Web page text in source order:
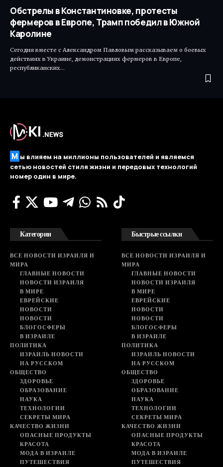
Обстрелы в Константиновке, протесты
фермеров в Европе, Трамп победил в Южной
Каролине
Сегодня вместе с Александром Павловым рассказываем о боевых
действиях в Украине, демонстрациях фермеров в Европе,
республиканских…
М ы влияем на миллионы пользователей и являемся
сетью новостей стиля жизни и передовых технологий
номер один в мире.
Категории
ВСЕ НОВОСТИ ИЗРАИЛЯ И
МИРА
ГЛАВНЫЕ НОВОСТИ
НОВОСТИ ИЗРАИЛЯ
В МИРЕ
ЕВРЕЙСКИЕ
НОВОСТИ
НОВОСТИ
БЛОГОСФЕРЫ
В ИЗРАИЛЕ
ПОЛИТИКА
ИЗРАИЛЬ НОВОСТИ
НА РУССКОМ
ОБЩЕСТВО
ЗДОРОВЬЕ
ОБРАЗОВАНИЕ
НАУКА
ТЕХНОЛОГИИ
СЕКРЕТЫ МИРА
КАЧЕСТВО ЖИЗНИ
ОПАСНЫЕ ПРОДУКТЫ
КРАСОТА
МОДА В ИЗРАИЛЕ
ПУТЕШЕСТВИЯ
Быстрые ссылки
ВСЕ НОВОСТИ ИЗРАИЛЯ И
МИРА
ГЛАВНЫЕ НОВОСТИ
НОВОСТИ ИЗРАИЛЯ
В МИРЕ
ЕВРЕЙСКИЕ
НОВОСТИ
НОВОСТИ
БЛОГОСФЕРЫ
В ИЗРАИЛЕ
ПОЛИТИКА
ИЗРАИЛЬ НОВОСТИ
НА РУССКОМ
ОБЩЕСТВО
ЗДОРОВЬЕ
ОБРАЗОВАНИЕ
НАУКА
ТЕХНОЛОГИИ
СЕКРЕТЫ МИРА
КАЧЕСТВО ЖИЗНИ
ОПАСНЫЕ ПРОДУКТЫ
КРАСОТА
МОДА В ИЗРАИЛЕ
ПУТЕШЕСТВИЯ